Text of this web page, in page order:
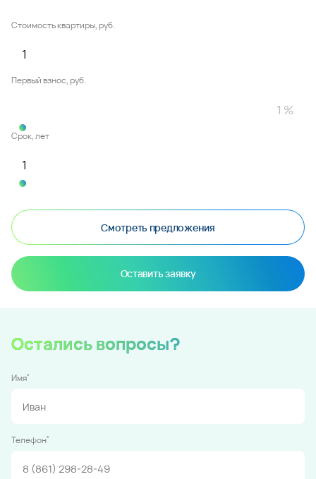
Стоимость квартиры, руб.
Первый взнос, руб.
Срок, лет
Смотреть предложения
Оставить заявку
Остались вопросы?
Имя*
Телефон*